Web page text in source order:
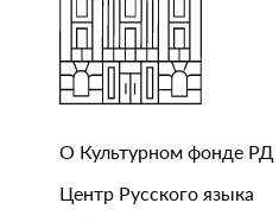
О Культурном фонде РД
Центр Русского языка